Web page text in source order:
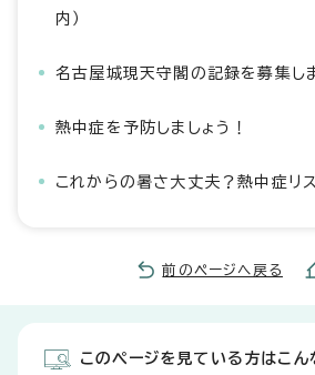
内）
名古屋城現天守閣の記録を募集し
熱中症を予防しましょう！
これからの暑さ大丈夫？熱中症リ
前のページへ戻る
このページを見ている方はこん